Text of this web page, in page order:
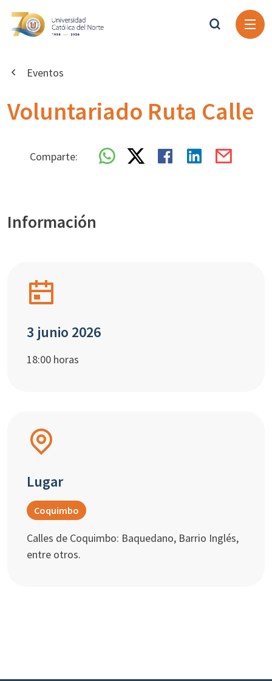
Eventos
Voluntariado Ruta Calle
Comparte:
Información
3 junio 2026
18:00 horas
Lugar
Coquimbo
Calles de Coquimbo: Baquedano, Barrio Inglés,
entre otros.